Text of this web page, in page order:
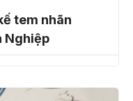
tem nhãn
Nghiệp